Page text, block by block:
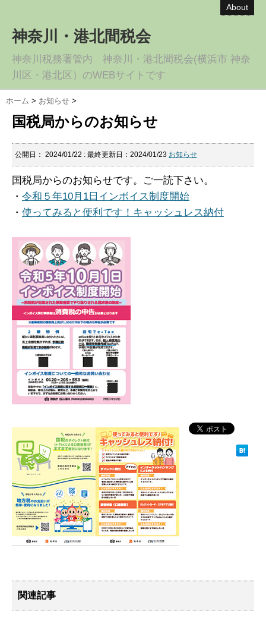
About
神奈川・港北間税会
神奈川税務署管内 神奈川・港北間税会(横浜市 神奈
川区・港北区）のWEBサイトです
ホーム > お知らせ >
国税局からのお知らせ
公開日： 2024/01/22 : 最終更新日：2024/01/23 お知らせ
国税局からのお知らせです。ご一読下さい。
・ 令和５年10月1日インボイス制度開始
・ 使ってみると便利です！キャッシュレス納付
関連記事